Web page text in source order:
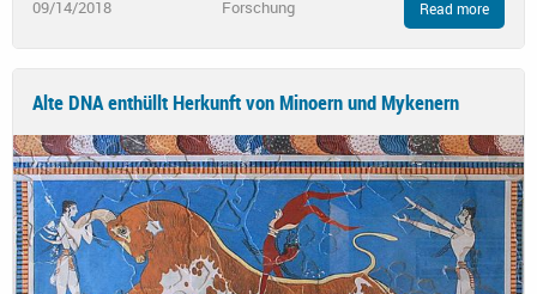
09/14/2018 Forschung Read more
Alte DNA enthüllt Herkunft von Minoern und Mykenern